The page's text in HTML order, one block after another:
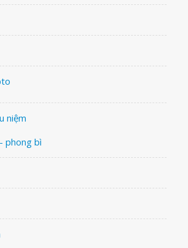
niệm
phong bì